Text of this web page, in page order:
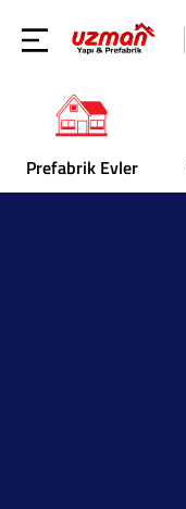
Prefabrik Evler